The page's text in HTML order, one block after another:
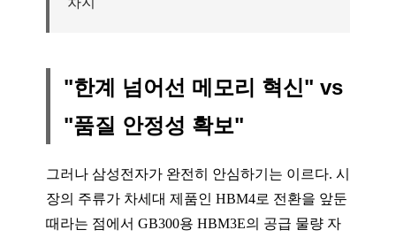
"한계 넘어선 메모리 혁신" vs
"품질 안정성 확보"
그러나 삼성전자가 완전히 안심하기는 이르다. 시
장의 주류가 차세대 제품인 HBM4로 전환을 앞둔
때라는 점에서 GB300용 HBM3E의 공급 물량 자